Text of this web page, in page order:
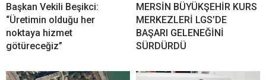
Başkan Vekili Beşikci:
“Üretimin olduğu her
noktaya hizmet
götüreceğiz”
MERSİN BÜYÜKŞEHİR KURS
MERKEZLERİ LGS’DE
BAŞARI GELENEĞİNİ
SÜRDÜRDÜ